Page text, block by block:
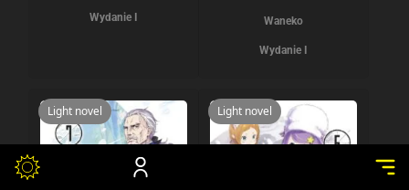
Wydanie I Waneko
Wydanie I
Light novel Light novel